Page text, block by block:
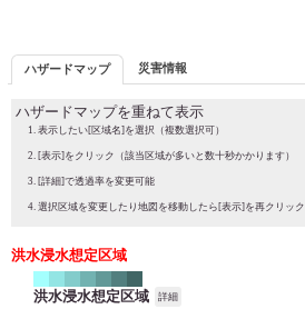
ハザードマップ 災害情報
ハザードマップを重ねて表示
表示したい[区域名]を選択（複数選択可）
[表示]をクリック（該当区域が多いと数十秒かかります）
[詳細]で透過率を変更可能
選択区域を変更したり地図を移動したら[表示]を再クリック
洪水浸水想定区域
洪水浸水想定区域 詳細